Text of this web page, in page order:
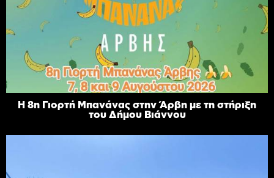
Η 8η Γιορτή Μπανάνας στην Άρβη με τη στήριξη
του Δήμου Βιάννου